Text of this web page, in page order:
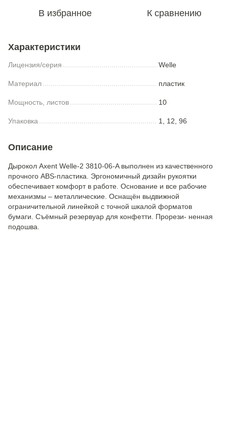
В избранное К сравнению
Характеристики
Лицензия/серия Welle
Материал пластик
Мощность, листов 10
Упаковка 1, 12, 96
Описание
Дырокол Axent Welle-2 3810-06-A выполнен из качественного
прочного ABS-пластика. Эргономичный дизайн рукоятки
обеспечивает комфорт в работе. Основание и все рабочие
механизмы – металлические. Оснащён выдвижной
ограничительной линейкой с точной шкалой форматов
бумаги. Съёмный резервуар для конфетти. Прорези- ненная
подошва.